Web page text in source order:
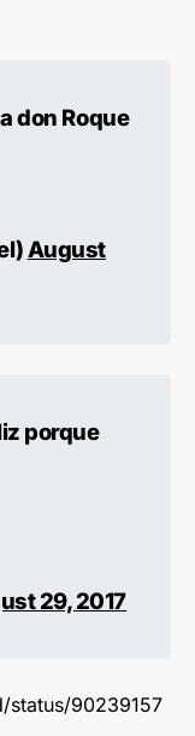
don Roque
August
porque
29, 2017
status/90239157